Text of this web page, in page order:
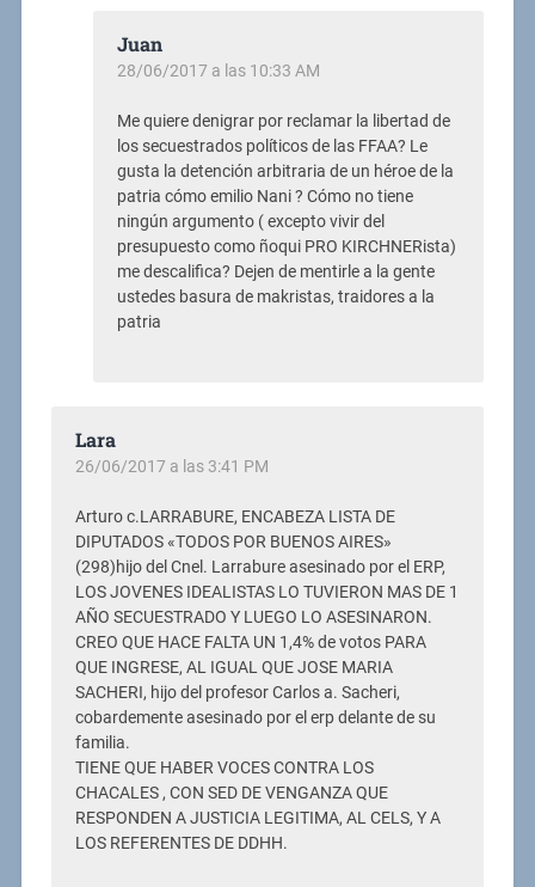
Juan
28/06/2017 a las 10:33 AM
Me quiere denigrar por reclamar la libertad de
los secuestrados políticos de las FFAA? Le
gusta la detención arbitraria de un héroe de la
patria cómo emilio Nani ? Cómo no tiene
ningún argumento ( excepto vivir del
presupuesto como ñoqui PRO KIRCHNERista)
me descalifica? Dejen de mentirle a la gente
ustedes basura de makristas, traidores a la
patria
Lara
26/06/2017 a las 3:41 PM
Arturo c.LARRABURE, ENCABEZA LISTA DE
DIPUTADOS «TODOS POR BUENOS AIRES»
(298)hijo del Cnel. Larrabure asesinado por el ERP,
LOS JOVENES IDEALISTAS LO TUVIERON MAS DE 1
AÑO SECUESTRADO Y LUEGO LO ASESINARON.
CREO QUE HACE FALTA UN 1,4% de votos PARA
QUE INGRESE, AL IGUAL QUE JOSE MARIA
SACHERI, hijo del profesor Carlos a. Sacheri,
cobardemente asesinado por el erp delante de su
familia.
TIENE QUE HABER VOCES CONTRA LOS
CHACALES , CON SED DE VENGANZA QUE
RESPONDEN A JUSTICIA LEGITIMA, AL CELS, Y A
LOS REFERENTES DE DDHH.